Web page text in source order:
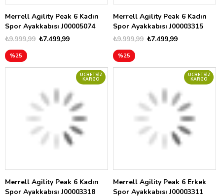
Merrell Agility Peak 6 Kadın
Spor Ayakkabısı J00005074
₺7.499,99
₺9.999,99
%25
Merrell Agility Peak 6 Kadın
Spor Ayakkabısı J00003315
₺7.499,99
₺9.999,99
%25
Merrell Agility Peak 6 Kadın
Spor Ayakkabısı J00003318
ÜCRETSIZ
KARGO
Merrell Agility Peak 6 Erkek
Spor Ayakkabısı J00003311
ÜCRETSIZ
KARGO